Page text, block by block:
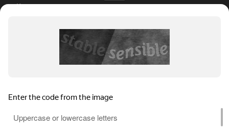
Калькулятор окон
Рассрочка на окна
Цены на пластиковые окна Kaleva